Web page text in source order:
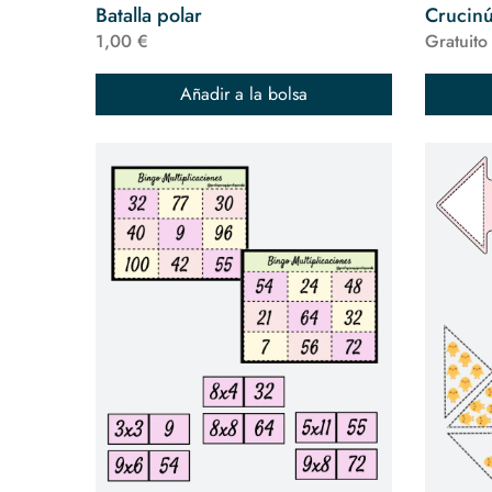
Batalla polar
1,00 €
Añadir a la bolsa
Gratuito